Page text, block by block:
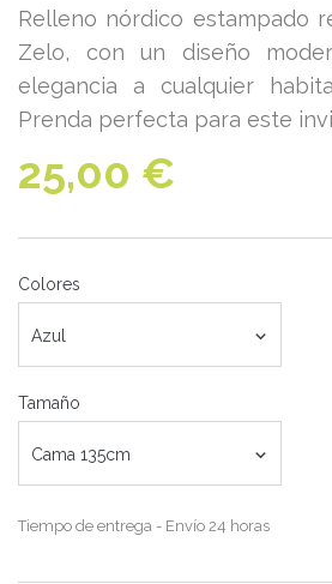
Relleno nórdico estampado
Zelo, con un diseño
elegancia a cualquier
Prenda perfecta para este
25,00 €
Colores
Azul
Tamaño
Cama 135cm
Tiempo de entrega - Envío 24 horas